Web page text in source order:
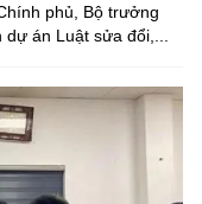
phủ, Bộ trưởng
án Luật sửa đổi,...